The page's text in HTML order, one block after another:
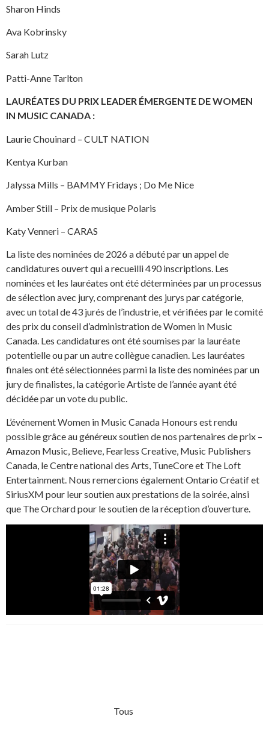
Sharon Hinds
Ava Kobrinsky
Sarah Lutz
Patti-Anne Tarlton
LAURÉATES DU PRIX LEADER ÉMERGENTE DE WOMEN
IN MUSIC CANADA :
Laurie Chouinard – CULT NATION
Kentya Kurban
Jalyssa Mills – BAMMY Fridays ; Do Me Nice
Amber Still – Prix de musique Polaris
Katy Venneri – CARAS
La liste des nominées de 2026 a débuté par un appel de
candidatures ouvert qui a recueilli 490 inscriptions. Les
nominées et les lauréates ont été déterminées par un processus
de sélection avec jury, comprenant des jurys par catégorie,
avec un total de 43 jurés de l’industrie, et vérifiées par le comité
des prix du conseil d’administration de Women in Music
Canada. Les candidatures ont été soumises par la lauréate
potentielle ou par un autre collègue canadien. Les lauréates
finales ont été sélectionnées parmi la liste des nominées par un
jury de finalistes, la catégorie Artiste de l’année ayant été
décidée par un vote du public.
L’événement Women in Music Canada Honours est rendu
possible grâce au généreux soutien de nos partenaires de prix –
Amazon Music, Believe, Fearless Creative, Music Publishers
Canada, le Centre national des Arts, TuneCore et The Loft
Entertainment. Nous remercions également Ontario Créatif et
SiriusXM pour leur soutien aux prestations de la soirée, ainsi
que The Orchard pour le soutien de la réception d’ouverture.
Tous